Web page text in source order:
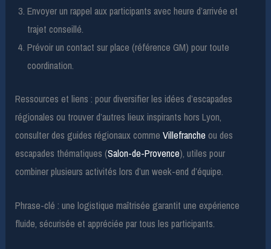
Envoyer un rappel aux participants avec heure d’arrivée et
trajet conseillé.
Prévoir un contact sur place (référence GM) pour toute
coordination.
Ressources et liens : pour diversifier les idées d’escapades
régionales ou trouver d’autres lieux inspirants hors Lyon,
consulter des guides régionaux commeVillefrancheou des
escapades thématiques (Salon-de-Provence), utiles pour
combiner plusieurs activités lors d’un week-end d’équipe.
Phrase-clé : une logistique maîtrisée garantit une expérience
fluide, sécurisée et appréciée par tous les participants.